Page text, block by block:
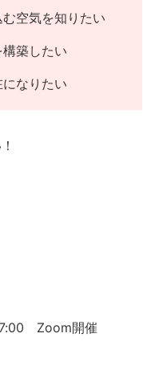
空気を知りたい
築したい
なりたい
Zoom開催